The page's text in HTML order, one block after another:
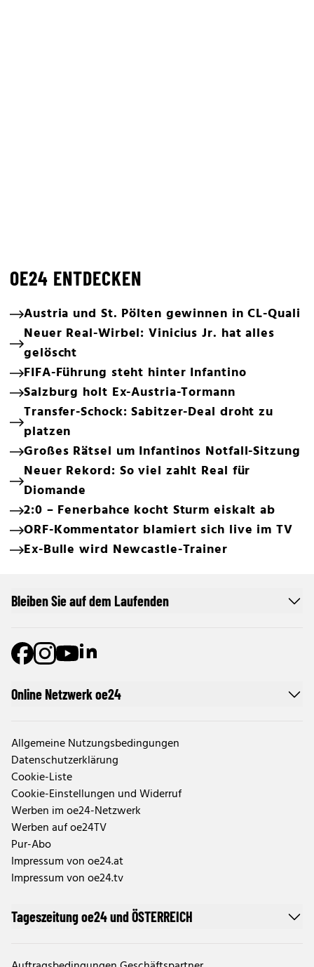
OE24 ENTDECKEN
Austria und St. Pölten gewinnen in CL-Quali
Neuer Real-Wirbel: Vinicius Jr. hat alles
gelöscht
FIFA-Führung steht hinter Infantino
Salzburg holt Ex-Austria-Tormann
Transfer-Schock: Sabitzer-Deal droht zu
platzen
Großes Rätsel um Infantinos Notfall-Sitzung
Neuer Rekord: So viel zahlt Real für
Diomande
2:0 – Fenerbahce kocht Sturm eiskalt ab
ORF-Kommentator blamiert sich live im TV
Ex-Bulle wird Newcastle-Trainer
Online Netzwerk oe24
Allgemeine Nutzungsbedingungen
Datenschutzerklärung
Cookie-Liste
Cookie-Einstellungen und Widerruf
Werben im oe24-Netzwerk
Werben auf oe24TV
Pur-Abo
Impressum von oe24.at
Impressum von oe24.tv
Tageszeitung oe24 und ÖSTERREICH
Bleiben Sie auf dem Laufenden